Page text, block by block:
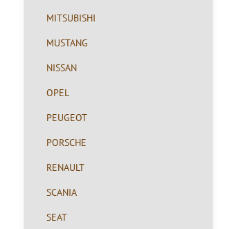
MITSUBISHI
MUSTANG
NISSAN
OPEL
PEUGEOT
PORSCHE
RENAULT
SCANIA
SEAT